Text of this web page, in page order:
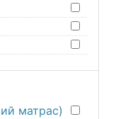
матрас)